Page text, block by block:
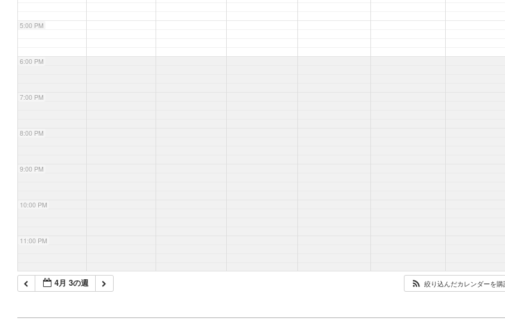
5:00 PM
6:00 PM
7:00 PM
8:00 PM
9:00 PM
10:00 PM
11:00 PM
4月 3の週 絞り込んだカレンダーを購